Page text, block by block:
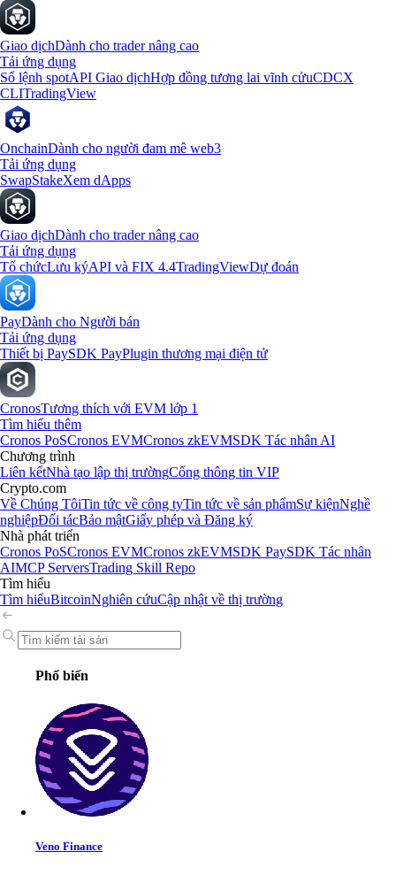
Giao dịchDành cho trader nâng cao
Tải ứng dụng
Sổ lệnh spotAPI Giao dịchHợp đồng tương lai vĩnh cửuCDCX
CLITradingView
OnchainDành cho người đam mê web3
Tải ứng dụng
SwapStakeXem dApps
Giao dịchDành cho trader nâng cao
Tải ứng dụng
Tổ chứcLưu kýAPI và FIX 4.4TradingViewDự đoán
PayDành cho Người bán
Tải ứng dụng
Thiết bị PaySDK PayPlugin thương mại điện tử
CronosTương thích với EVM lớp 1
Tìm hiểu thêm
Cronos PoSCronos EVMCronos zkEVMSDK Tác nhân AI
Chương trình
Liên kếtNhà tạo lập thị trườngCổng thông tin VIP
Crypto.com
Về Chúng TôiTin tức về công tyTin tức về sản phẩmSự kiệnNghề
nghiệpĐối tácBảo mậtGiấy phép và Đăng ký
Nhà phát triển
Cronos PoSCronos EVMCronos zkEVMSDK PaySDK Tác nhân
AIMCP ServersTrading Skill Repo
Tìm hiểu
Tìm hiểuBitcoinNghiên cứuCập nhật về thị trường
Phổ biến
Veno Finance